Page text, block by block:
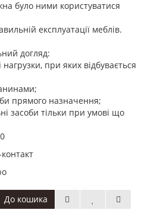
було ними користуватися
експлуатації меблів.
догляд:
при яких відбувається
прямого назначення;
засоби тільки при умові що
До кошика